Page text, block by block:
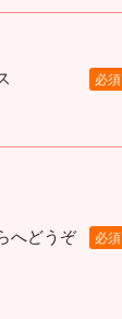
必須
へどうぞ 必須